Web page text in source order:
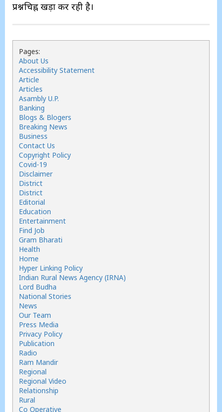
प्रश्नचिह्न खड़ा कर रही है।
Pages:
About Us
Accessibility Statement
Article
Articles
Asambly U.P.
Banking
Blogs & Blogers
Breaking News
Business
Contact Us
Copyright Policy
Covid-19
Disclaimer
District
District
Editorial
Education
Entertainment
Find Job
Gram Bharati
Health
Home
Hyper Linking Policy
Indian Rural News Agency (IRNA)
Lord Budha
National Stories
News
Our Team
Press Media
Privacy Policy
Publication
Radio
Ram Mandir
Regional
Regional Video
Relationship
Rural
Co Operative